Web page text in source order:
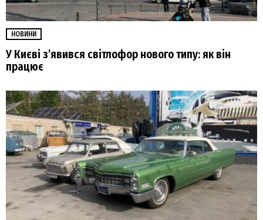
НОВИНИ
У Києві з’явився світлофор нового типу: як він
працює